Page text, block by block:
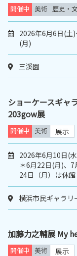
開催中 美術 歴史・
2026年6月6日(土
(月)
三溪園
ショーケースギャ
203gow展
開催中 美術 展示
2026年6月10日(
＊6月22日(月)、
24日（月）は休館
横浜市民ギャラリ
加藤力之輔展 My
開催中 美術 展示